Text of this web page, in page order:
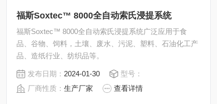
福斯Soxtec™ 8000全自动索氏浸提系统
福斯Soxtec™ 8000全自动索氏浸提系统广泛应用于食
品、谷物、饲料，土壤、废水、污泥、塑料、石油化工产
品、造纸行业、纺织品等。
发布日期： 2024-01-30
型号：
厂商性质：生产厂家 查看详情